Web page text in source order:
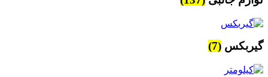
گیربکس (7)